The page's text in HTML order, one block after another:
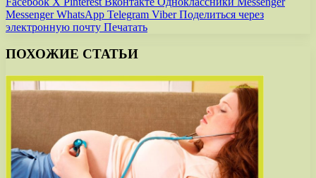
Messenger WhatsApp Telegram Viber Поделиться через
электронную почту Печатать
ПОХОЖИЕ СТАТЬИ